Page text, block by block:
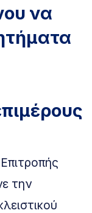
να
την